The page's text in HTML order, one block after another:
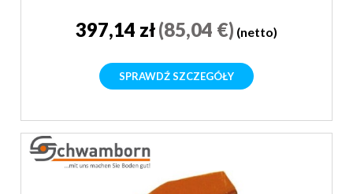
397,14 zł(85,04 €) (netto)
SPRAWDŹ SZCZEGÓŁY